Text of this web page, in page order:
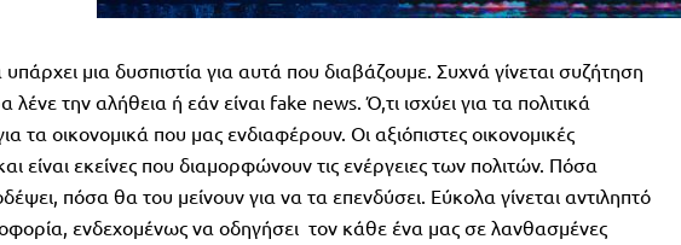
υπάρχει μια δυσπιστία για αυτά που διαβάζουμε. Συχνά γίνεται συζήτηση
την αλήθεια ή εάν είναι fake news. Ό,τι ισχύει για τα πολιτικά
τα οικονομικά που μας ενδιαφέρουν. Οι αξιόπιστες οικονομικές
είναι εκείνες που διαμορφώνουν τις ενέργειες των πολιτών. Πόσα
πόσα θα του μείνουν για να τα επενδύσει. Εύκολα γίνεται αντιληπτό
ενδεχομένως να οδηγήσει τον κάθε ένα μας σε λανθασμένες